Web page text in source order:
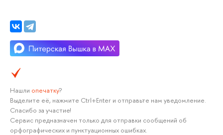
Нашли опечатку?
Выделите её, нажмите Ctrl+Enter и отправьте нам уведомление.
Спасибо за участие!
Сервис предназначен только для отправки сообщений об
орфографических и пунктуационных ошибках.